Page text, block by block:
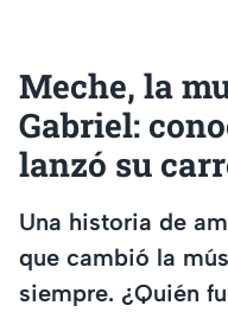
Meche, la
Gabriel:
lanzó su
Una historia de
que cambió la
siempre. ¿Quién